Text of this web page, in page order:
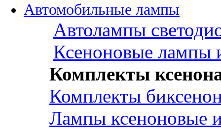
Автомобильные лампы
Автолампы
Ксеноновые лампы
Комплекты
Комплекты
Лампы ксеноновые